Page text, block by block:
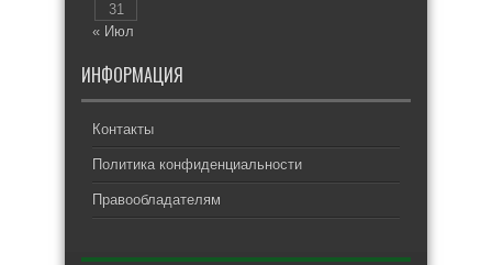
31
« Июл
ИНФОРМАЦИЯ
Контакты
Политика конфиденциальности
Правообладателям